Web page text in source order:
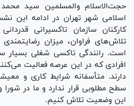
حجت‌الاسلام والمسلمین سید
اسلامی شهر تهران در ادامه این
کارکنان سازمان تاکسیرانی
تلاش‌های فراوان، میزان
است. رانندگی تاکسی شغلی
افرادی که در این عرصه فعالیت
دارند. متأسفانه شرایط کاری و
سطح مطلوبی قرار ندارد و ما در شورا
این وضعیت تلاش کنیم.